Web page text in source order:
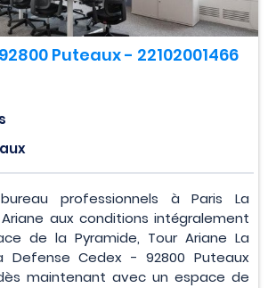
Puteaux - 22102001466
professionnels à Paris La
aux conditions intégralement
de la Pyramide, Tour Ariane La
Defense Cedex - 92800 Puteaux
maintenant avec un espace de